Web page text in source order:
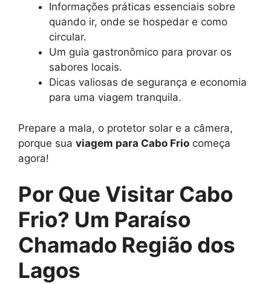
Informações práticas essenciais sobre
quando ir, onde se hospedar e como
circular.
Um guia gastronômico para provar os
sabores locais.
Dicas valiosas de segurança e economia
para uma viagem tranquila.
Prepare a mala, o protetor solar e a câmera,
porque sua viagem para Cabo Frio começa
agora!
Por Que Visitar Cabo
Frio? Um Paraíso
Chamado Região dos
Lagos